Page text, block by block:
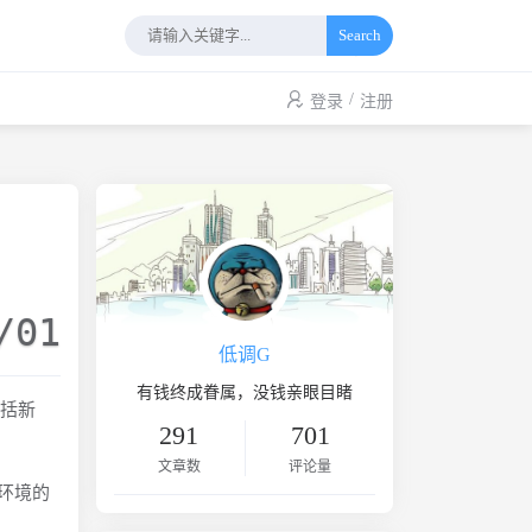
Search
登录 / 注册
01
新
境的
低调G
有钱终成眷属，没钱亲眼目睹
291
文章数
701
评论量